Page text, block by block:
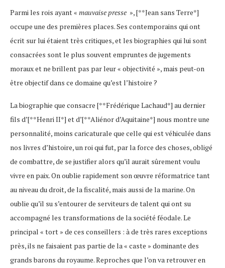
Parmi les rois ayant « mauvaise presse », [**Jean sans Terre*]
occupe une des premières places. Ses contemporains qui ont
écrit sur lui étaient très critiques, et les biographies qui lui sont
consacrées sont le plus souvent empruntes de jugements
moraux et ne brillent pas par leur « objectivité », mais peut-on
être objectif dans ce domaine qu’est l’histoire ?
La biographie que consacre [**Frédérique Lachaud*] au dernier
fils d’[**Henri II*] et d’[**Aliénor d’Aquitaine*] nous montre une
personnalité, moins caricaturale que celle qui est véhiculée dans
nos livres d’histoire, un roi qui fut, par la force des choses, obligé
de combattre, de se justifier alors qu’il aurait sûrement voulu
vivre en paix. On oublie rapidement son œuvre réformatrice tant
au niveau du droit, de la fiscalité, mais aussi de la marine. On
oublie qu’il su s’entourer de serviteurs de talent qui ont su
accompagné les transformations de la société féodale. Le
principal « tort » de ces conseillers : à de très rares exceptions
près, ils ne faisaient pas partie de la « caste » dominante des
grands barons du royaume. Reproches que l’on va retrouver en